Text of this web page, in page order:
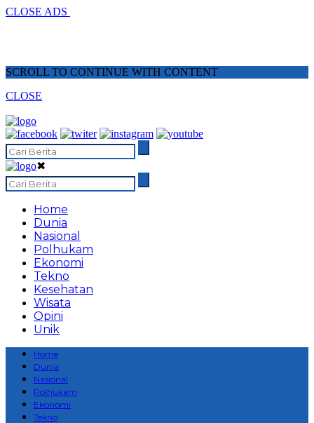
CLOSE ADS
SCROLL TO CONTINUE WITH CONTENT
CLOSE
✖
Home
Dunia
Nasional
Polhukam
Ekonomi
Tekno
Kesehatan
Wisata
Opini
Unik
Home
Dunia
Nasional
Polhukam
Ekonomi
Tekno